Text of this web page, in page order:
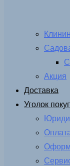
Акция
Доставка
Уголок